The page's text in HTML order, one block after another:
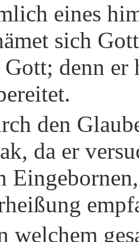
eines
sich
denn er
den
da er
welchem